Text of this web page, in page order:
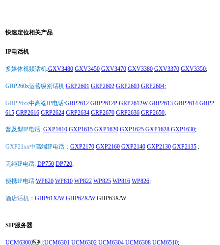
快速定位相关产品
IP电话机
多媒体视频话机:GXV3480 GXV3450 GXV3470 GXV3380 GXV3370 GXV3350;
GRP260x运营级别话机:GRP2601 GRP2602 GRP2603 GRP2604;
GRP26xx中高端IP电话:GRP2612 GRP2612P GRP2612W GRP2613 GRP2614 GRP2
615 GRP2616 GRP2624 GRP2634 GRP2670 GRP2636 GRP2650;
普及型IP电话: GXP1610 GXP1615 GXP1620 GXP1625 GXP1628 GXP1630;
GXP21xx中高端IP电话 ： GXP2170 GXP2160 GXP2140 GXP2130 GXP2135 ;
无绳IP电话: DP750 DP720;
便携IP电话:WP820 WP810 WP822 WP825 WP816 WP826;
酒店话机： GHP61X/W GHP62X/WGHP63X/W
SIP服务器
UCM6300系列:UCM6301 UCM6302 UCM6304 UCM6308 UCM6510;